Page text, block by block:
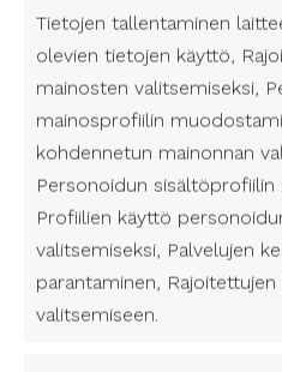
Tietojen tallentaminen
olevien tietojen käyttö,
mainosten valitsemiseksi,
mainosprofiilin
kohdennetun mainonnan
Personoidun
Profiilien käyttö
valitsemiseksi, Palvelujen
parantaminen,
valitsemiseen.
taudin varhainen
hoito voi hidastaa
Lääkehoidon avulla
mikä parantaa
Hoida
Jos sairastat MS-tautia,
ylläpitämään
syöt hyvin ja tarpeeksi,